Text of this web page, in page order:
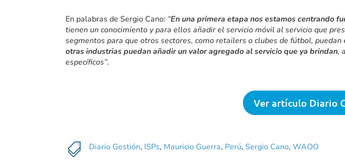
En palabras de Sergio Cano: “En una primera etapa nos estamos centrando
tienen un conocimiento y para ellos añadir el servicio móvil al servicio que
segmentos para que otros sectores, como retailers o clubes de fútbol,
otras industrias puedan añadir un valor agregado al servicio que ya brindan,
específicos”.
Ver artículo Diario
 Diario Gestión, ISPs, Mauricio Guerra, Perú, Sergio Cano, WAOO